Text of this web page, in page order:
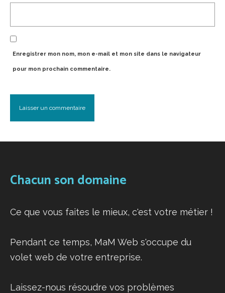
Enregistrer mon nom, mon e-mail et mon site dans le navigateur
pour mon prochain commentaire.
Chacun son domaine
Ce que vous faites le mieux, c'est votre métier !
Pendant ce temps, MaM Web s'occupe du
volet web de votre entreprise.
Laissez-nous résoudre vos problèmes